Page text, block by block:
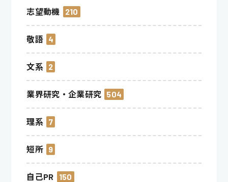
志望動機 210
敬語 4
文系 2
業界研究・企業研究 504
理系 7
短所 9
自己PR 150